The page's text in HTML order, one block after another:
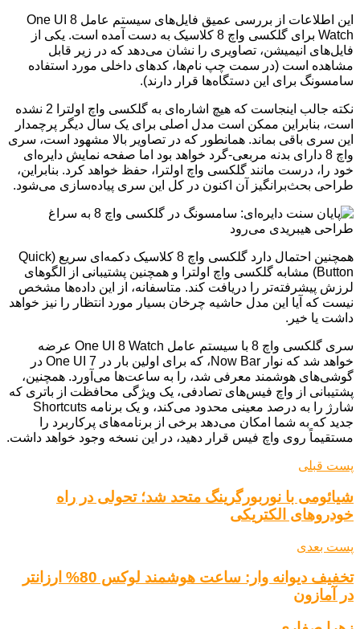
این اطلاعات از بررسی عمیق فایل‌های سیستم عامل One UI 8
Watch برای گلکسی واچ 8 کلاسیک به دست آمده است. یکی از
فایل‌های انیمیشن، تصاویری را نشان می‌دهد که در زیر قابل
مشاهده است (در سمت چپ نام‌ها، کدهای داخلی مورد استفاده
سامسونگ برای این دستگاه‌ها قرار دارند).
نکته جالب اینجاست که هیچ اشاره‌ای به گلکسی واچ اولترا 2 نشده
است، بنابراین ممکن است مدل اصلی برای یک سال دیگر پرچمدار
این سری باقی بماند. همانطور که در تصاویر بالا مشهود است، سری
واچ 8 دارای بدنه مربعی-گرد خواهد بود اما صفحه نمایش دایره‌ای
خود را، درست مانند گلکسی واچ اولترا، حفظ خواهد کرد. بنابراین،
طراحی بحث‌برانگیز آن اکنون در کل این سری پیاده‌سازی می‌شود.
همچنین احتمال دارد گلکسی واچ 8 کلاسیک دکمه‌ای سریع (Quick
Button) مشابه گلکسی واچ اولترا و همچنین پشتیبانی از الگوهای
لرزش پیشرفته‌تر را دریافت کند. متاسفانه، از این داده‌ها مشخص
نیست که آیا این مدل حاشیه چرخان بسیار مورد انتظار را نیز خواهد
داشت یا خیر.
سری گلکسی واچ 8 با سیستم عامل One UI 8 Watch عرضه
خواهد شد که نوار Now Bar، که برای اولین بار در One UI 7 در
گوشی‌های هوشمند معرفی شد، را به ساعت‌ها می‌آورد. همچنین،
پشتیبانی از واچ فیس‌های تصادفی، یک ویژگی محافظت از باتری که
شارژ را به درصد معینی محدود می‌کند، و یک برنامه Shortcuts
جدید که به شما امکان می‌دهد برخی از برنامه‌های پرکاربرد را
مستقیماً روی واچ فیس قرار دهید، در این نسخه وجود خواهد داشت.
پست قبلی
شیائومی با نوربورگرینگ متحد شد؛ تحولی در راه
خودروهای الکتریکی
پست بعدی
تخفیف دیوانه وار: ساعت هوشمند لوکس 80% ارزانتر
در آمازون